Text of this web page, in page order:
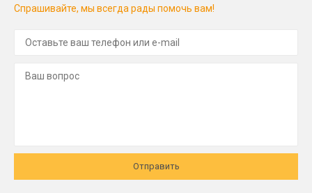
Спрашивайте, мы всегда рады помочь вам!
Отправить